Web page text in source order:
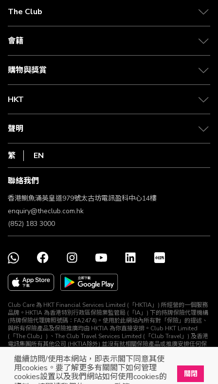
繼續訪問/使用本網站，即表示閣下同意其使
用cookies。要了解更多有關閣下如何管理
cookies設置以及我們網站如何使用cookies的
關閉
The Club
關於 The Club
合作夥伴
媒體中心
會籍
會籍及專屬禮遇
賺取積分
購物與獎賞
物流與配送
Club Shopping 商品領取站
常見問題
HKT
csl.
1010
HKT
聲明
私隱聲明
使用條款
條款及細則
不歧視及不騷擾聲明
認可牌照及通告
繁 EN
聯絡我們
香港鰂魚涌英皇道979號太古坊電訊盈科中心14樓
enquiry@theclub.com.hk
(852) 183 3000
Club Care 為 HKT Financial Services Limited (「HKTIA」) 所經營的一個服務
品牌。HKTIA 為香港特別行政區保險業監管局 (「IA」) 下的持牌保險代理機構
(持牌保險代理牌照號碼：FA2474)。使用於此網站內所有對「保險」的提述、
與所有保險產品及保險推廣均由 HKTIA 為你直接安排。Club HKT Limited
(「The Club」) 、The Club Travel Services Limited (「Club Travel」) 及香港
電訊集團所有其他公司 (HKTIA除外) 並沒有就相關保險產品或推廣安排任何保
© The Club 2026. 保留所有權利
立即下載The Club手機app